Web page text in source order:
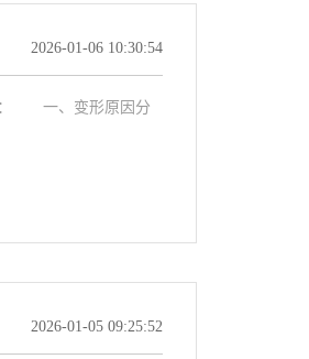
2026-01-06 10:30:54
： 一、变形原因分
2026-01-05 09:25:52